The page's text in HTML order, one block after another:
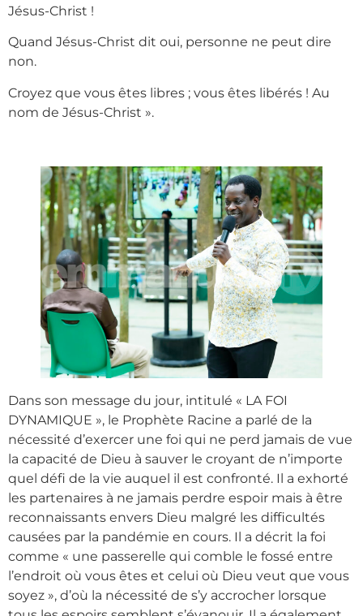
Jésus-Christ !
Quand Jésus-Christ dit oui, personne ne peut dire
non.
Croyez que vous êtes libres ; vous êtes libérés ! Au
nom de Jésus-Christ ».
Dans son message du jour, intitulé « LA FOI
DYNAMIQUE », le Prophète Racine a parlé de la
nécessité d’exercer une foi qui ne perd jamais de vue
la capacité de Dieu à sauver le croyant de n’importe
quel défi de la vie auquel il est confronté. Il a exhorté
les partenaires à ne jamais perdre espoir mais à être
reconnaissants envers Dieu malgré les difficultés
causées par la pandémie en cours. Il a décrit la foi
comme « une passerelle qui comble le fossé entre
l’endroit où vous êtes et celui où Dieu veut que vous
soyez », d’où la nécessité de s’y accrocher lorsque